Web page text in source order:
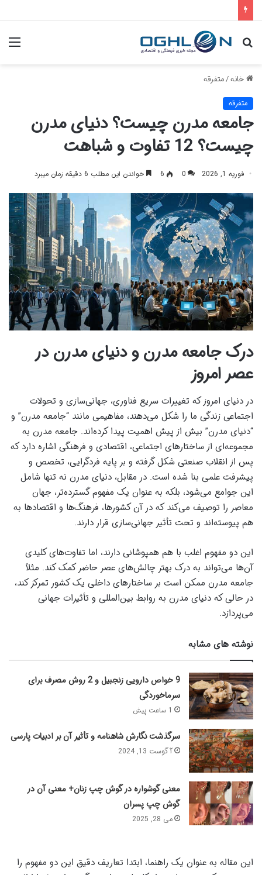
جستجو
خانه/متفرقه
متفرقه
جامعه مدرن چیست؟ دنیای مدرن
چیست؟ 12 تفاوت و شباهت
فوریه 1, 2026 0
6 خواندن این مطلب 6 دقیقه زمان میبرد
درک جامعه مدرن و دنیای مدرن در
عصر امروز
در دنیای امروز که تغییرات سریع فناوری، جهانی‌سازی و تحولات
اجتماعی زندگی ما را شکل می‌دهند، مفاهیمی مانند “جامعه مدرن” و
“دنیای مدرن” بیش از پیش اهمیت پیدا کرده‌اند. جامعه مدرن به
مجموعه‌ای از ساختارهای اجتماعی، اقتصادی و فرهنگی اشاره دارد که
پس از انقلاب صنعتی شکل گرفته و بر پایه فردگرایی، تخصص و
پیشرفت علمی بنا شده است. در مقابل، دنیای مدرن نه تنها شامل
این جوامع می‌شود، بلکه به عنوان یک مفهوم گسترده‌تر، جهان
معاصر را توصیف می‌کند که در آن کشورها، فرهنگ‌ها و اقتصادها به
هم پیوسته‌اند و تحت تأثیر جهانی‌سازی قرار دارند.
این دو مفهوم اغلب با هم همپوشانی دارند، اما تفاوت‌های کلیدی
آن‌ها می‌تواند به درک بهتر چالش‌های عصر حاضر کمک کند. مثلاً
جامعه مدرن ممکن است بر ساختارهای داخلی یک کشور تمرکز کند،
در حالی که دنیای مدرن به روابط بین‌المللی و تأثیرات جهانی
می‌پردازد.
نوشته های مشابه
9 خواص دارویی زنجبیل و 2 روش مصرف برای
سرماخوردگی
1 ساعت پیش
سرگذشت نگارش شاهنامه و تأثیر آن بر ادبیات پارسی
آگوست 13, 2024
معنی گوشواره در گوش چپ زنان+ معنی آن در
گوش چپ پسران
می 28, 2025
این مقاله به عنوان یک راهنما، ابتدا تعاریف دقیق این دو مفهوم را